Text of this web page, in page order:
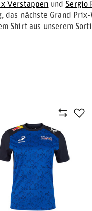
Verstappen und Sergio
nächste Grand Prix-
Shirt aus unserem